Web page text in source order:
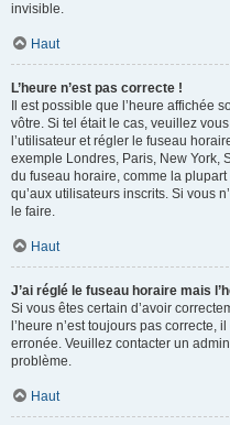
invisible.
Haut
L’heure n’est pas correcte !
Il est possible que l’heure affichée
vôtre. Si tel était le cas, veuillez
l’utilisateur et régler le fuseau
exemple Londres, Paris, New York,
du fuseau horaire, comme la
qu’aux utilisateurs inscrits. Si vous
le faire.
Haut
J’ai réglé le fuseau horaire mais
Si vous êtes certain d’avoir
l’heure n’est toujours pas correcte,
erronée. Veuillez contacter un
problème.
Haut